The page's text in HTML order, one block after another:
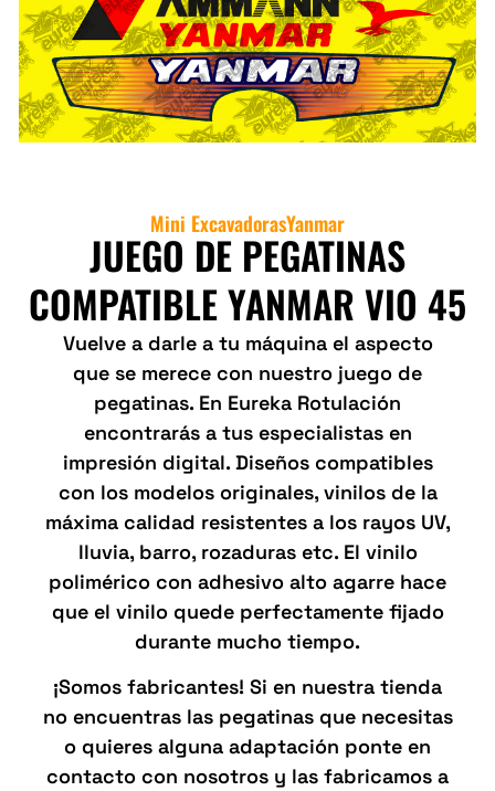
Mini ExcavadorasYanmar
JUEGO DE PEGATINAS
COMPATIBLE YANMAR VIO 45
Vuelve a darle a tu máquina el aspecto
que se merece con nuestro juego de
pegatinas. En Eureka Rotulación
encontrarás a tus especialistas en
impresión digital. Diseños compatibles
con los modelos originales, vinilos de la
máxima calidad resistentes a los rayos UV,
lluvia, barro, rozaduras etc. El vinilo
polimérico con adhesivo alto agarre hace
que el vinilo quede perfectamente fijado
durante mucho tiempo.
¡Somos fabricantes! Si en nuestra tienda
no encuentras las pegatinas que necesitas
o quieres alguna adaptación ponte en
contacto con nosotros y las fabricamos a